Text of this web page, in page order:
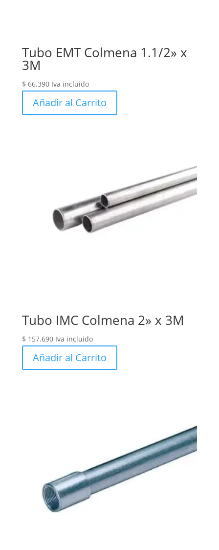
Tubo EMT Colmena 1.1/2» x
3M
$ 66.390 Iva incluido
Añadir al Carrito
Tubo IMC Colmena 2» x 3M
$ 157.690 Iva incluido
Añadir al Carrito